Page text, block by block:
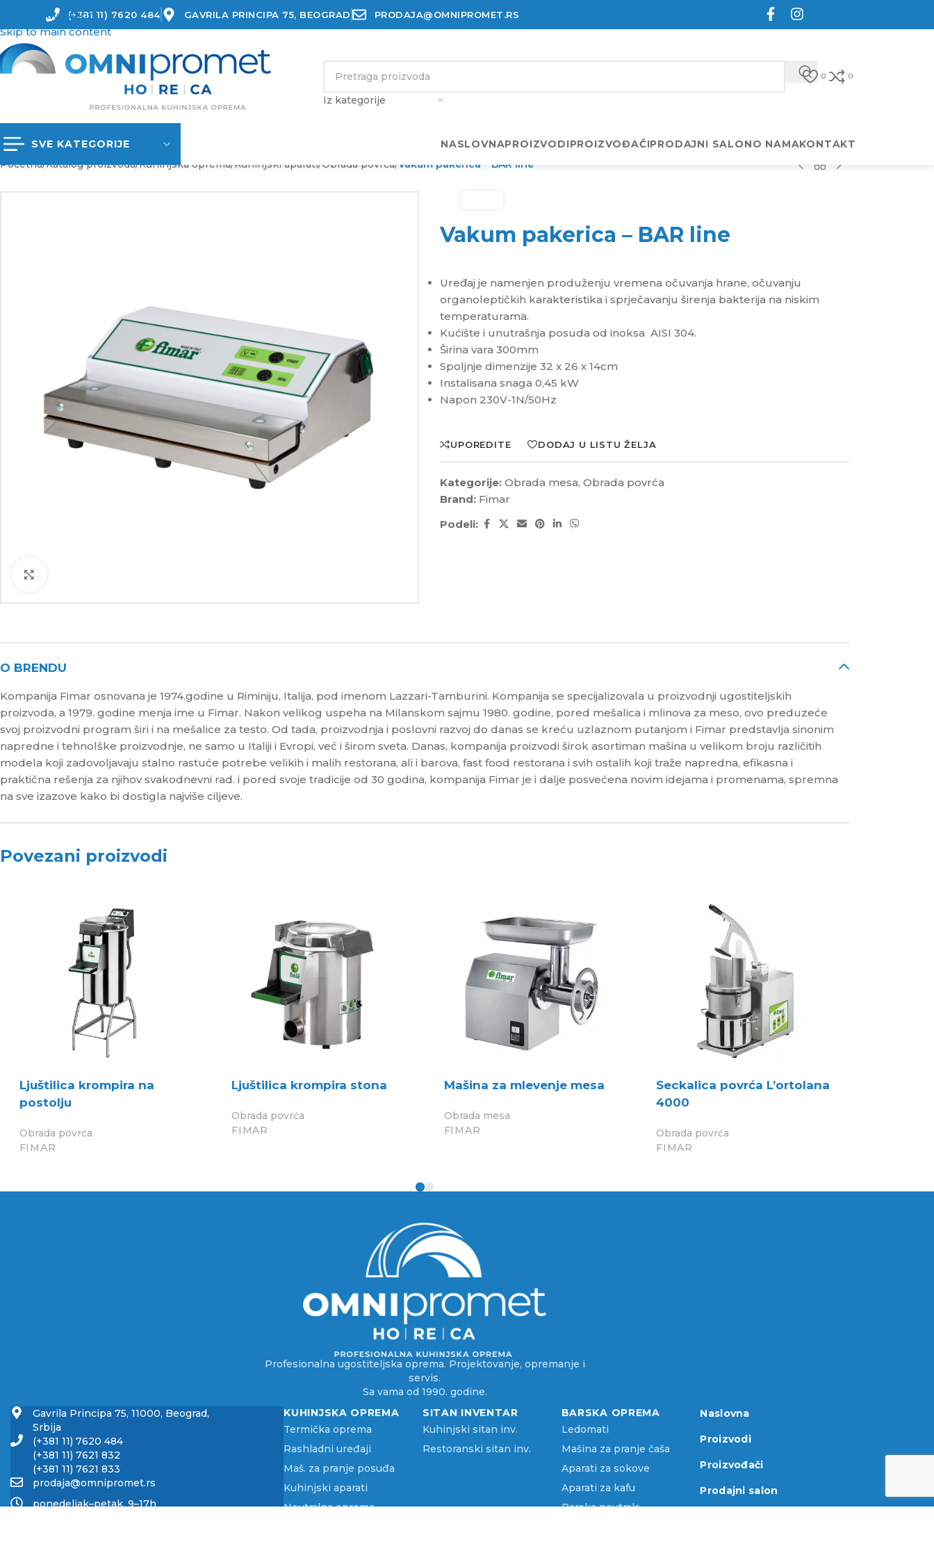
Skip to navigation
Skip to main content
(+381 11) 7620 484 GAVRILA PRINCIPA 75, BEOGRAD PRODAJA@OMNIPROMET.RS
Iz kategorije
0 0
SVE KATEGORIJE NASLOVNAPROIZVODIPROIZVOĐAČIPRODAJNI SALONO NAMAKONTAKT
Početna/Katalog proizvoda/Kuhinjska oprema/Kuhinjski aparati/Obrada povrća/ Vakum pakerica – BAR line
Vakum pakerica – BAR line
Uređaj je namenjen produženju vremena očuvanja hrane, očuvanju
organoleptičkih karakteristika i sprječavanju širenja bakterija na niskim
temperaturama.
Kućište i unutrašnja posuda od inoksa AISI 304.
Širina vara 300mm
Spoljnje dimenzije 32 x 26 x 14cm
Instalisana snaga 0,45 kW
Napon 230V-1N/50Hz
UPOREDITE DODAJ U LISTU ŽELJA
Kategorije: Obrada mesa, Obrada povrća
Brand: Fimar
Podeli:
O BRENDU
Kompanija Fimar osnovana je 1974.godine u Riminiju, Italija, pod imenom Lazzari-Tamburini. Kompanija se specijalizovala u proizvodnji ugostiteljskih
proizvoda, a 1979. godine menja ime u Fimar. Nakon velikog uspeha na Milanskom sajmu 1980. godine, pored mešalica i mlinova za meso, ovo preduzeće
svoj proizvodni program širi i na mešalice za testo. Od tada, proizvodnja i poslovni razvoj do danas se kreću uzlaznom putanjom i Fimar predstavlja sinonim
napredne i tehnolške proizvodnje, ne samo u Italiji i Evropi, već i širom sveta. Danas, kompanija proizvodi širok asortiman mašina u velikom broju različitih
modela koji zadovoljavaju stalno rastuće potrebe velikih i malih restorana, ali i barova, fast food restorana i svih ostalih koji traže napredna, efikasna i
praktična rešenja za njihov svakodnevni rad. i pored svoje tradicije od 30 godina, kompanija Fimar je i dalje posvećena novim idejama i promenama, spremna
na sve izazove kako bi dostigla najviše ciljeve.
Povezani proizvodi
Ljuštilica krompira na
postolju
Obrada povrća
FIMAR
Ljuštilica krompira stona
Obrada povrća
FIMAR
Mašina za mlevenje mesa
Obrada mesa
FIMAR
Seckalica povrća L’ortolana
4000
Obrada povrća
FIMAR
Profesionalna ugostiteljska oprema. Projektovanje, opremanje i
servis.
Sa vama od 1990. godine.
Gavrila Principa 75, 11000, Beograd,
Srbija
(+381 11) 7620 484
(+381 11) 7621 832
(+381 11) 7621 833
prodaja@omnipromet.rs
ponedeljak–petak, 9–17h
KUHINJSKA OPREMA
Termička oprema
Rashladni uređaji
Maš. za pranje posuđa
Kuhinjski aparati
Neutralna oprema
SITAN INVENTAR
Kuhinjski sitan inv.
Restoranski sitan inv.
BARSKA OPREMA
Ledomati
Mašina za pranje čaša
Aparati za sokove
Aparati za kafu
Barska neutrala
Naslovna
Proizvodi
Proizvođači
Prodajni salon